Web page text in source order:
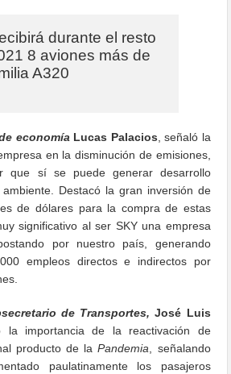
durante el resto
8 aviones más de
A320
economía Lucas Palacios , señaló la
en la disminución de emisiones,
que sí se puede generar desarrollo
Destacó la gran inversión de
de dólares para la compra de estas
significativo al ser SKY una empresa
por nuestro país, generando
empleos directos e indirectos por
de Transportes, José Luis
la importancia de la reactivación de
producto de laPandemia , señalando
paulatinamente los pasajeros